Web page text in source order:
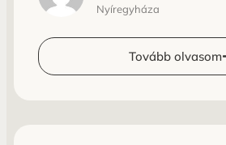
Nyíregyháza
Tovább olvasom